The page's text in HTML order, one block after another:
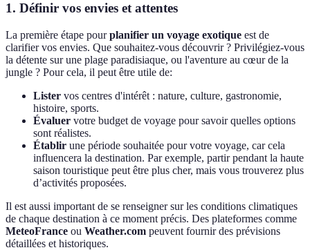
1. Définir vos envies et attentes
La première étape pourplanifier un voyage exotique est de
clarifier vos envies. Que souhaitez-vous découvrir ? Privilégiez-vous
la détente sur une plage paradisiaque, ou l'aventure au cœur de la
jungle ? Pour cela, il peut être utile de:
Lister vos centres d'intérêt : nature, culture, gastronomie,
histoire, sports.
Évaluer votre budget de voyage pour savoir quelles options
sont réalistes.
Établir une période souhaitée pour votre voyage, car cela
influencera la destination. Par exemple, partir pendant la haute
saison touristique peut être plus cher, mais vous trouverez plus
d’activités proposées.
Il est aussi important de se renseigner sur les conditions climatiques
de chaque destination à ce moment précis. Des plateformes comme
MeteoFrance ou Weather.com peuvent fournir des prévisions
détaillées et historiques.